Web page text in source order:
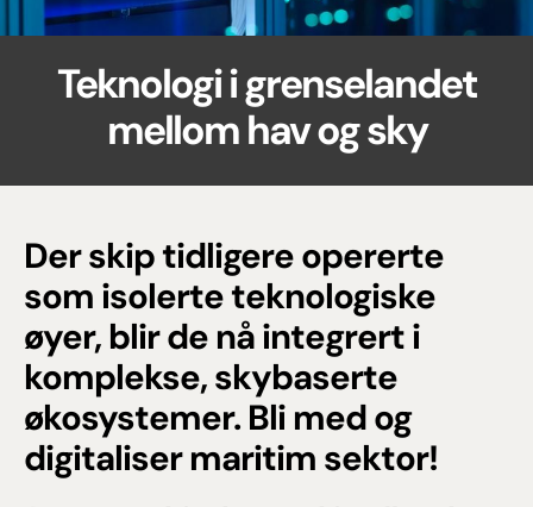
Teknologi i grenselandet
mellom hav og sky
Der skip tidligere opererte
som isolerte teknologiske
øyer, blir de nå integrert i
komplekse, skybaserte
økosystemer. Bli med og
digitaliser maritim sektor!